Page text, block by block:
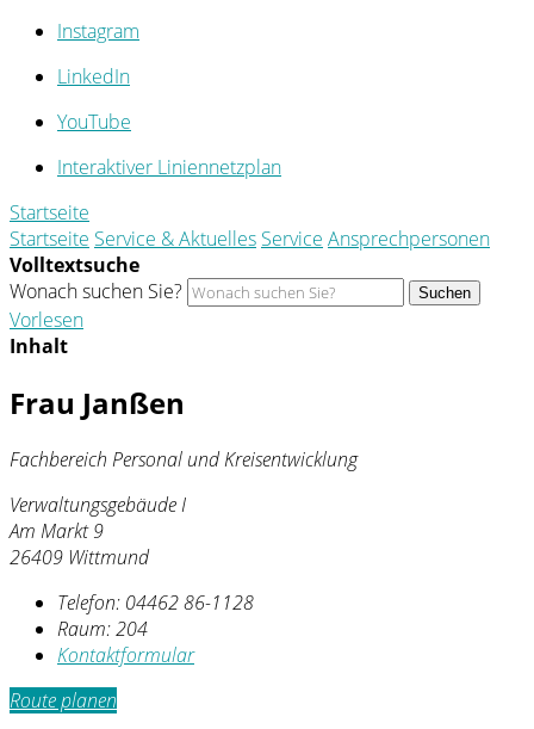
Instagram
LinkedIn
YouTube
Interaktiver Liniennetzplan
Startseite
Startseite Service & Aktuelles Service Ansprechpersonen
Volltextsuche
Wonach suchen Sie?
Suchen
Vorlesen
Inhalt
Frau Janßen
Fachbereich Personal und Kreisentwicklung
Verwaltungsgebäude I
Am Markt 9
26409 Wittmund
Telefon: 04462 86-1128
Raum: 204
Kontaktformular
Route planen